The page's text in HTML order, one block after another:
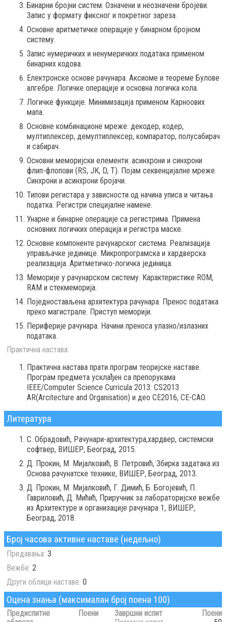
Бинарни бројни систем. Означени и неозначени бројеви.
Запис у формату фиксног и покретног зареза.
Основне аритметичке операције у бинарном бројном
систему.
Запис нумеричких и ненумеричких података применом
бинарних кодова.
Електронске основе рачунара. Аксиоме и теореме Булове
алгебре. Логичке операције и основна логичка кола.
Логичке функције. Минимизација применом Карноових
мапа.
Основне комбинационе мреже: декодер, кодер,
мултиплексер, демултиплексер, компаратор, полусабирач
и сабирач.
Основни меморијски елементи: асинхрони и синхрони
флип-флопови (RS, ЈК, D, Т). Појам секвенцијалне мреже.
Синхрони и асинхрони бројачи.
Типови регистара у зависности од начина уписа и читања
податка. Регистри специјалне намене.
Унарне и бинарне операције са регистрима. Примена
основних логичких операција и регистра маске.
Основне компоненте рачунарског система. Реализација
управљачке јединице. Микропрограмска и хардверска
реализација. Аритметичко-логичка јединица.
Меморије у рачунарском систему. Карактеристике ROM,
RAM и стекмеморија.
Поједностављена архитектура рачунара. Пренос података
преко магистрале. Приступ меморији.
Периферије рачунара. Начини преноса улазно/излазних
података.
Практична настава:
Практична настава прати програм теоријске наставе.
Програм предмета усклађен са препорукaма
IEEE/Computer Science Curricula 2013: CS2013
AR(Arcitecture and Organisation) и део CE2016, CE-CAO.
Литература
С. Обрадовић, Рачунари-архитектура,хардвер, системски
софтвер, ВИШЕР, Београд, 2015.
Д. Прокин, М. Мијалковић, В. Петровић, Збирка задатака из
Основа рачунатске технике, ВИШЕР, Београд, 2013.
Д. Прокин, М. Мијалковић, Г. Димић, Б. Богојевић, П.
Гавриловић, Д. Мићић, Приручник за лабораторијске вежбе
из Архитектуре и организације рачунара 1, ВИШЕР,
Београд, 2018.
Број часова активне наставе (недељно)
Предавања: 3
Вежбе: 2
Други облици наставе: 0
Оцена знања (максималан број поена 100)
Предиспитне
Поени Завршни испит
Поени